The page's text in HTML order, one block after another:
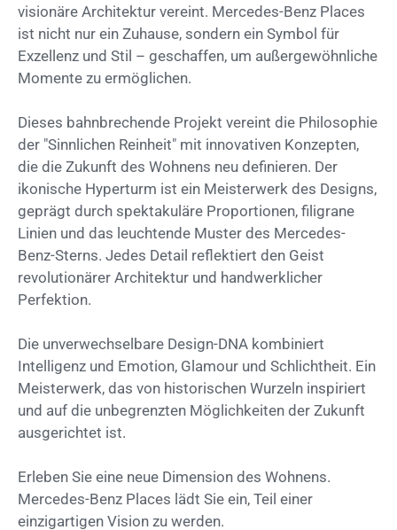
visionäre Architektur vereint. Mercedes-Benz Places
ist nicht nur ein Zuhause, sondern ein Symbol für
Exzellenz und Stil – geschaffen, um außergewöhnliche
Momente zu ermöglichen.
Dieses bahnbrechende Projekt vereint die Philosophie
der "Sinnlichen Reinheit" mit innovativen Konzepten,
die die Zukunft des Wohnens neu definieren. Der
ikonische Hyperturm ist ein Meisterwerk des Designs,
geprägt durch spektakuläre Proportionen, filigrane
Linien und das leuchtende Muster des Mercedes-
Benz-Sterns. Jedes Detail reflektiert den Geist
revolutionärer Architektur und handwerklicher
Perfektion.
Die unverwechselbare Design-DNA kombiniert
Intelligenz und Emotion, Glamour und Schlichtheit. Ein
Meisterwerk, das von historischen Wurzeln inspiriert
und auf die unbegrenzten Möglichkeiten der Zukunft
ausgerichtet ist.
Erleben Sie eine neue Dimension des Wohnens.
Mercedes-Benz Places lädt Sie ein, Teil einer
einzigartigen Vision zu werden.